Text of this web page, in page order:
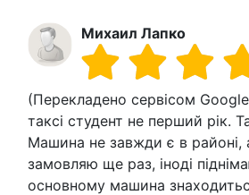
Михаил Лапко
(Перекладено сервісом
таксі студент не перший рік.
Машина не завжди є в районі,
замовляю ще раз, іноді
основному машина